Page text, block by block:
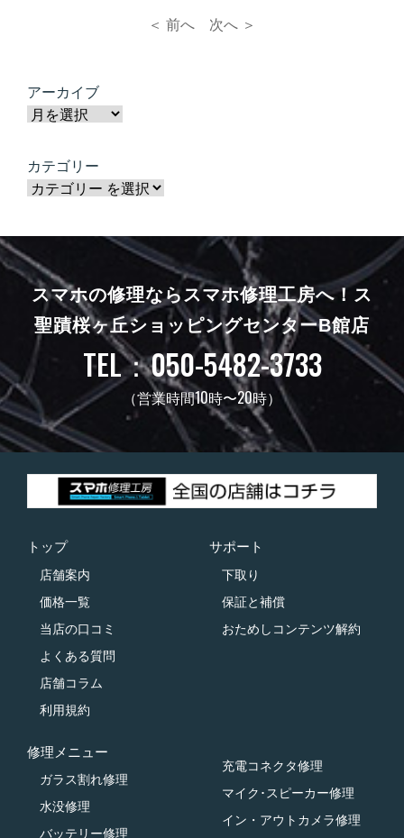
＜ 前へ 次へ ＞
アーカイブ
カテゴリー
スマホの修理ならスマホ修理工房へ！ ス
聖蹟桜ヶ丘ショッピングセンターB館店
TEL：050-5482-3733
（営業時間10時〜20時）
トップ
店舗案内
価格一覧
当店の口コミ
よくある質問
店舗コラム
利用規約
サポート
下取り
保証と補償
おためしコンテンツ解約
修理メニュー
ガラス割れ修理
水没修理
バッテリー修理
充電コネクタ修理
マイク･スピーカー修理
イン・アウトカメラ修理